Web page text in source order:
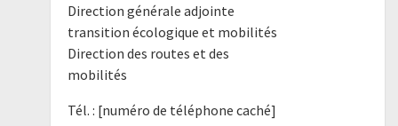
Direction générale adjointe
transition écologique et mobilités
Direction des routes et des
mobilités
Tél. : [numéro de téléphone caché]